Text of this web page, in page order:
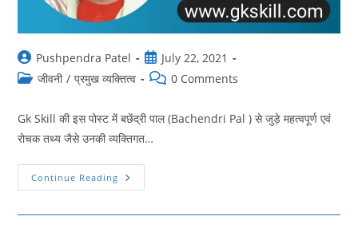
Post
author:
Pushpendra Patel
Post
published:
July 22, 2021
Postजीवनी / प्रमुख व्यक्तित्व
Post0 Comments
Gk Skill की इस पोस्ट में बछेंद्री पाल (Bachendri Pal ) से जुड़े महत्वपूर्ण एवं
रोचक तथ्य जैसे उनकी व्यक्तिगत…
Continue Reading Bachendri
Pal
|